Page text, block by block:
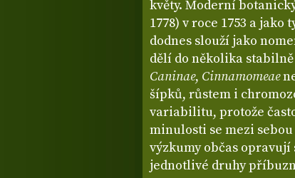
květy. Moderní
1778) v roce 1753 a
dodnes slouží jako
dělí do několika
Caninae, Cinnamomeae
šípků, růstem i
variabilitu, protože
minulosti se mezi
výzkumy občas
jednotlivé druhy